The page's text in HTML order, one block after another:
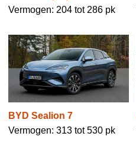
Vermogen: 204 tot 286 pk
BYD Sealion 7
Vermogen: 313 tot 530 pk